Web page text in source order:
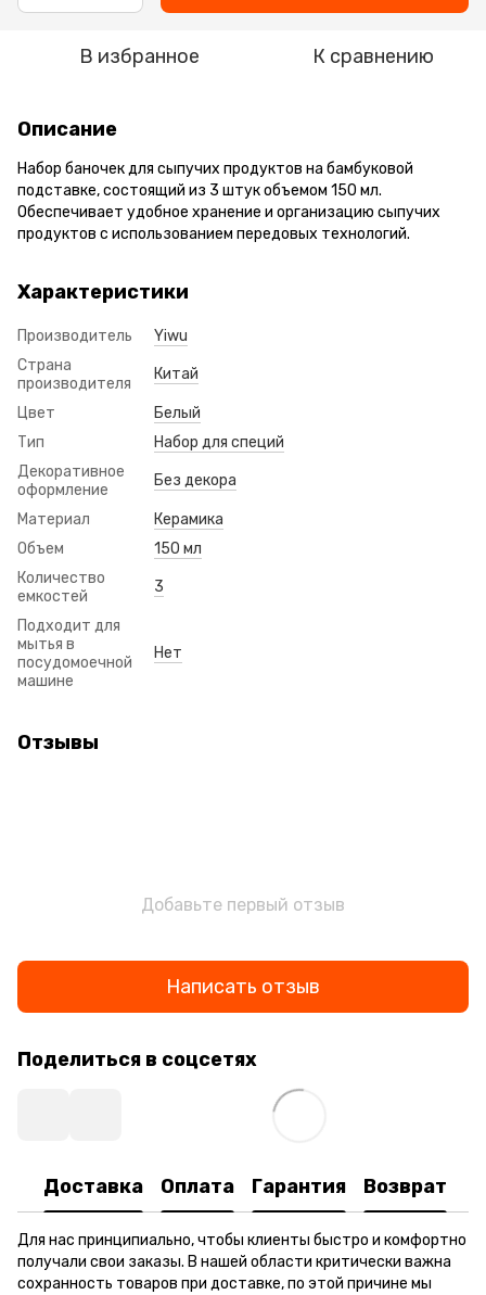
В избранное К сравнению
Описание
Набор баночек для сыпучих продуктов на бамбуковой
подставке, состоящий из 3 штук объемом 150 мл.
Обеспечивает удобное хранение и организацию сыпучих
продуктов с использованием передовых технологий.
Характеристики
Производитель
Yiwu
Страна
производителя
Китай
Цвет
Белый
Тип
Набор для специй
Декоративное
оформление
Без декора
Материал
Керамика
Объем
150 мл
Количество
емкостей
3
Подходит для
мытья в
посудомоечной
машине
Нет
Отзывы
Добавьте первый отзыв
Написать отзыв
Поделиться в соцсетях
Доставка Оплата Гарантия Возврат
Для нас принципиально, чтобы клиенты быстро и комфортно
получали свои заказы. В нашей области критически важна
сохранность товаров при доставке, по этой причине мы